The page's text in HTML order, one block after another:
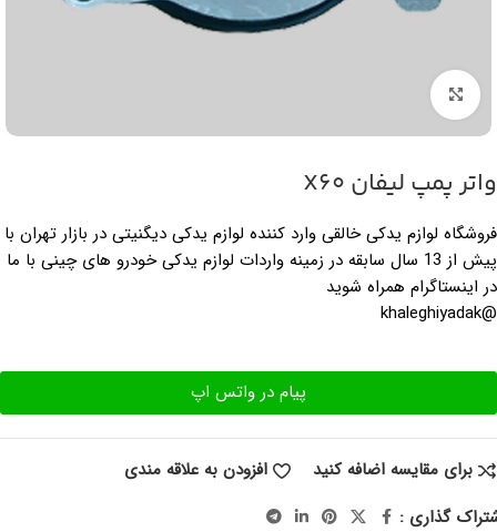
بزرگنمایی تصویر
واتر پمپ ليفان X60
فروشگاه لوازم یدکی خالقی وارد کننده لوازم یدکی دیگنیتی در بازار تهران با
پیش از 13 سال سابقه در زمینه واردات لوازم یدکی خودرو های چینی با ما
در اینستاگرام همراه شوید
@khaleghiyadak
پیام در واتس اپ
برای مقایسه اضافه کنید
افزودن به علاقه مندی
گذاری :